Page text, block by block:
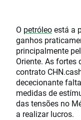
O petróleoestá a
ganhos
principalmente
Oriente. As fortes
contrato
dececionante
medidas de
das tensões no
a realizar lucros.